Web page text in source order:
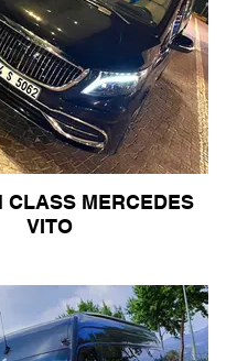
CLASS MERCEDES
VITO